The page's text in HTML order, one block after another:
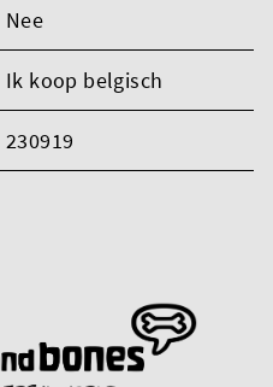
Nee
Ik koop belgisch
230919